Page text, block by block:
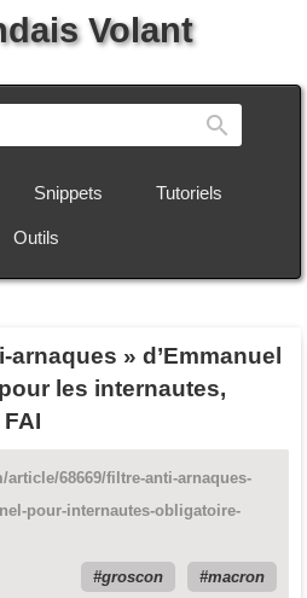
Volant
Snippets Tutoriels
Outils
arnaques » d’Emmanuel
les internautes,
68669/filtre-anti-arnaques-
pour-internautes-obligatoire-
groscon
macron